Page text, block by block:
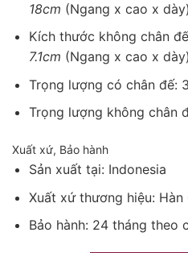
18cm (Ngang x cao x dày)
Kích thước không chân
7.1cm (Ngang x cao x dày)
Trọng lượng có chân đế:
Trọng lượng không chân
Xuất xứ, Bảo hành
Sản xuất tại: Indonesia
Xuất xứ thương hiệu: Hàn
Bảo hành: 24 tháng theo